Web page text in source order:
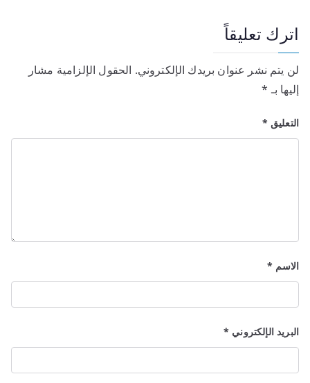
اترك تعليقاً
لن يتم نشر عنوان بريدك الإلكتروني. الحقول الإلزامية مشار
إليها بـ *
التعليق *
الاسم *
البريد الإلكتروني *